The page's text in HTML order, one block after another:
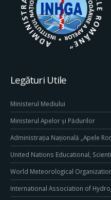
Legături Utile
Ministerul Mediului
Ministerul Apelor și Pădurilor
Administrația Națională „Apele
United Nations Educational,
World Meteorological
International Association of